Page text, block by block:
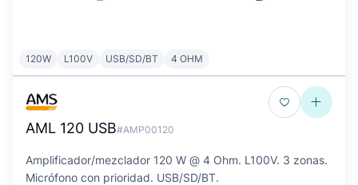
120W L100V USB/SD/BT 4 OHM
AML 120 USB#AMP00120
Amplificador/mezclador 120 W @ 4 Ohm. L100V. 3 zonas.
Micrófono con prioridad. USB/SD/BT.